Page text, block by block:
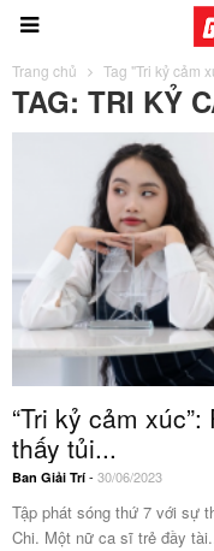
Trang chủ Tag "Tri kỷ cảm
TAG: TRI KỶ
“Tri kỷ cảm
thấy tủi...
Ban Giải Trí - 30/06/2023
Tập phát sóng thứ 7 với sự
Chi. Một nữ ca sĩ trẻ đầy